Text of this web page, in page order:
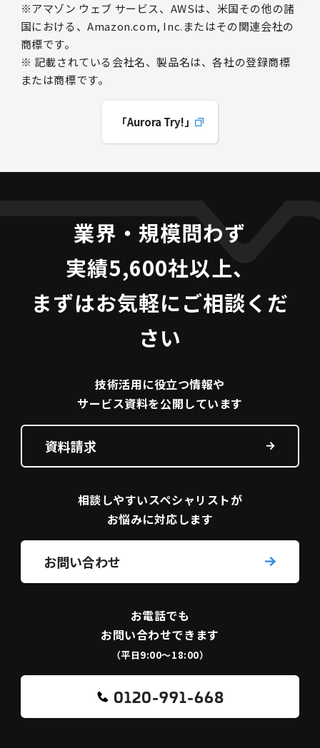
※アマゾン ウェブ サービス、AWSは、米国その他の諸
国における、Amazon.com, Inc.またはその関連会社の
商標です。
※ 記載されている会社名、製品名は、各社の登録商標
または商標です。
「Aurora Try!」
業界・規模問わず
実績5,600社以上、
まずはお気軽にご相談くだ
さい
技術活用に役立つ情報や
サービス資料を公開しています
資料請求
相談しやすいスペシャリストが
お悩みに対応します
お問い合わせ
お電話でも
お問い合わせできます
（平日9:00〜18:00）
0120-991-668